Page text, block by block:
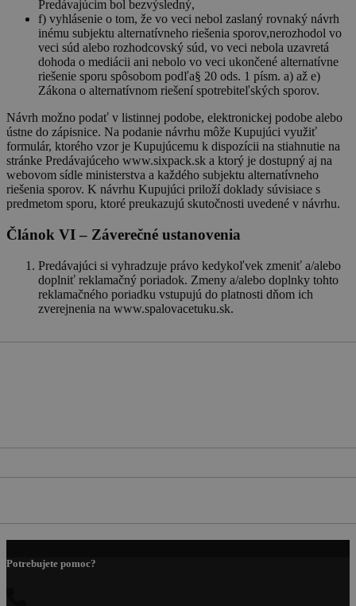
Predávajúcim bol bezvýsledný,
f) vyhlásenie o tom, že vo veci nebol zaslaný rovnaký návrh
inému subjektu alternatívneho riešenia sporov,nerozhodol vo
veci súd alebo rozhodcovský súd, vo veci nebola uzavretá
dohoda o mediácii ani nebolo vo veci ukončené alternatívne
riešenie sporu spôsobom podľa§ 20 ods. 1 písm. a) až e)
Zákona o alternatívnom riešení spotrebiteľských sporov.
Návrh možno podať v listinnej podobe, elektronickej podobe alebo
ústne do zápisnice. Na podanie návrhu môže Kupujúci využiť
formulár, ktorého vzor je Kupujúcemu k dispozícii na stiahnutie na
stránke Predávajúceho www.sixpack.sk a ktorý je dostupný aj na
webovom sídle ministerstva a každého subjektu alternatívneho
riešenia sporov. K návrhu Kupujúci priloží doklady súvisiace s
predmetom sporu, ktoré preukazujú skutočnosti uvedené v návrhu.
Článok VI – Záverečné ustanovenia
Predávajúci si vyhradzuje právo kedykoľvek zmeniť a/alebo
doplniť reklamačný poriadok. Zmeny a/alebo doplnky tohto
reklamačného poriadku vstupujú do platnosti dňom ich
zverejnenia na www.spalovacetuku.sk.
Potrebujete pomoc?